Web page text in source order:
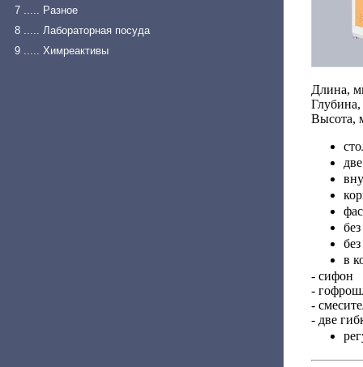
7 ..... Разное
8 ..... Лабораторная посуда
9 ..... Химреактивы
Длина,
Высота,
в
- сифон
-
-
- две